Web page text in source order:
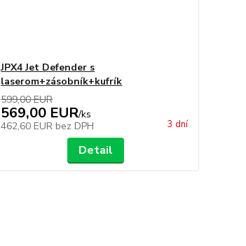
JPX4 Jet Defender s
laserom+zásobník+kufrík
599,00 EUR
569,00 EUR/ks
462,60 EUR bez DPH 3 dní
Detail